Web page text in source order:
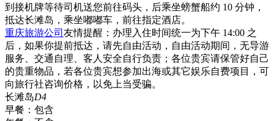
到接机牌等待司机送您前往码头，后乘坐螃蟹船约 10 分钟，
抵达长滩岛，乘坐嘟嘟车，前往指定酒店。
重庆旅游公司 友情提醒：办理入住时间统一为下午 14:00 之
后，如果你提前抵达，请先自由活动，自由活动期间，无导游
服务、交通自理、客人安全自行负责；各位贵宾请保管好自己
的贵重物品，若各位贵宾想参加出海或其它娱乐自费项目，可
向旅行社咨询价格，以免上当受骗。
长滩岛D4
早餐： 包含